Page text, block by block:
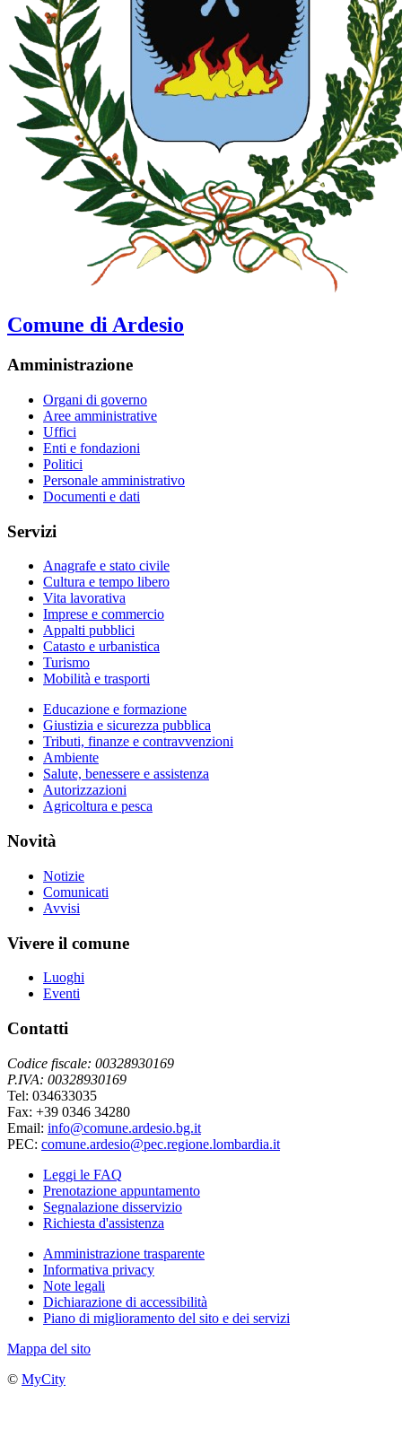
Comune di Ardesio
Amministrazione
Organi di governo
Aree amministrative
Uffici
Enti e fondazioni
Politici
Personale amministrativo
Documenti e dati
Servizi
Anagrafe e stato civile
Cultura e tempo libero
Vita lavorativa
Imprese e commercio
Appalti pubblici
Catasto e urbanistica
Turismo
Mobilità e trasporti
Educazione e formazione
Giustizia e sicurezza pubblica
Tributi, finanze e contravvenzioni
Ambiente
Salute, benessere e assistenza
Autorizzazioni
Agricoltura e pesca
Novità
Notizie
Comunicati
Avvisi
Vivere il comune
Luoghi
Eventi
Contatti
Codice fiscale: 00328930169
P.IVA: 00328930169
Tel: 034633035
Fax: +39 0346 34280
Email: info@comune.ardesio.bg.it
PEC: comune.ardesio@pec.regione.lombardia.it
Leggi le FAQ
Prenotazione appuntamento
Segnalazione disservizio
Richiesta d'assistenza
Amministrazione trasparente
Informativa privacy
Note legali
Dichiarazione di accessibilità
Piano di miglioramento del sito e dei servizi
Mappa del sito
© MyCity